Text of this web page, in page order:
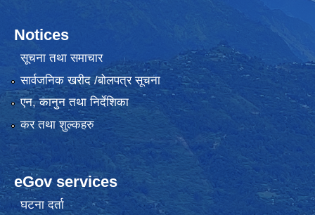
Notices
सूचना तथा समाचार
सार्वजनिक खरीद /बोलपत्र सूचना
एन, कानुन तथा निर्देशिका
कर तथा शुल्कहरु
eGov services
घटना दर्ता